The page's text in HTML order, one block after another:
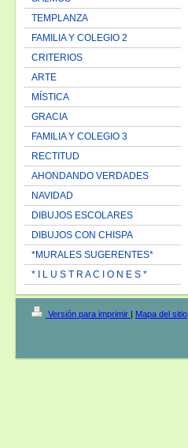
TEMPLANZA
FAMILIA Y COLEGIO 2
CRITERIOS
ARTE
MÍSTICA
GRACIA
FAMILIA Y COLEGIO 3
RECTITUD
AHONDANDO VERDADES
NAVIDAD
DIBUJOS ESCOLARES
DIBUJOS CON CHISPA
*MURALES SUGERENTES*
* I L U S T R A C I O N E S *
Versión para imprimir | Mapa del sitio